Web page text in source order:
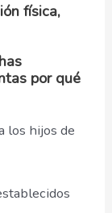
física,
por qué
los hijos de